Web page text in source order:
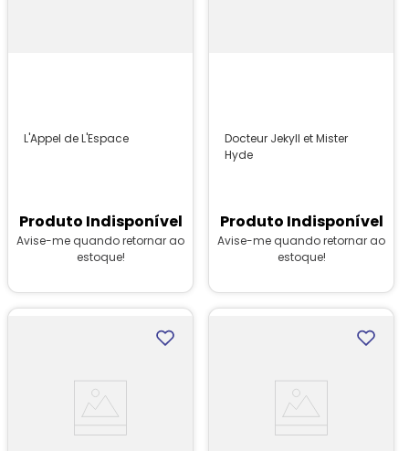
L'Appel de L'Espace
Produto Indisponível
Avise-me quando retornar ao
estoque!
Docteur Jekyll et Mister
Hyde
Produto Indisponível
Avise-me quando retornar ao
estoque!